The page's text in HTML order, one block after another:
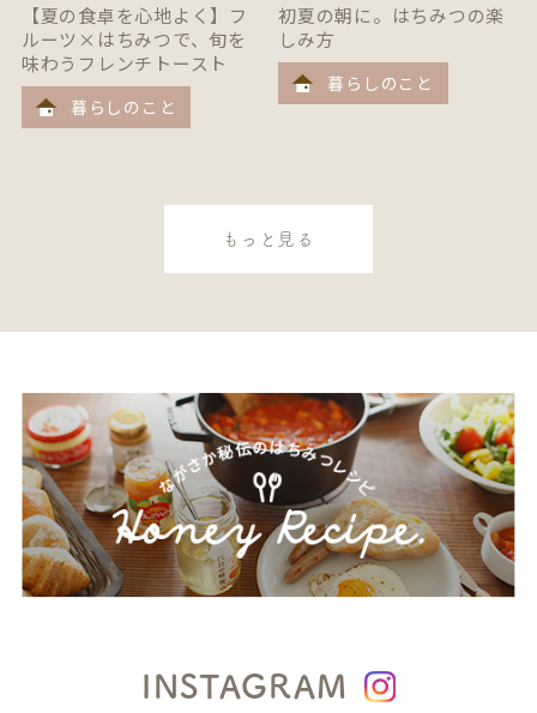
【夏の食卓を心地よく】フ
ルーツ×はちみつで、旬を
味わうフレンチトースト
暮らしのこと
初夏の朝に。はちみつの楽
しみ方
暮らしのこと
もっと見る
INSTAGRAM